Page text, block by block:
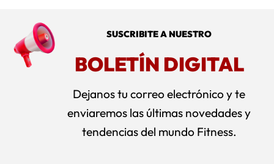
SUSCRIBITE A NUESTRO
BOLETÍN DIGITAL
Dejanos tu correo electrónico y te
enviaremos las últimas novedades y
tendencias del mundo Fitness.